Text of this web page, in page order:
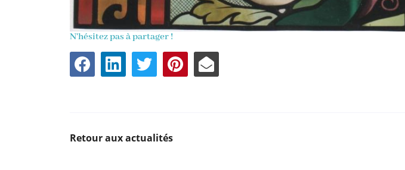
N'hésitez pas à partager !
Retour aux actualités